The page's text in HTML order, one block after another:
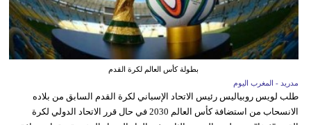
بطولة كأس العالم لكرة القدم
مدريد - المغرب اليوم
طلب لويس روبياليس رئيس الاتحاد الإسباني لكرة القدم السابق من بلاده
الانسحاب من استضافة كأس العالم 2030 في حال قرر الاتحاد الدولي لكرة